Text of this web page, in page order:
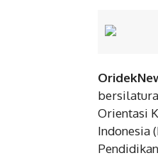
Orientasi
Indonesia